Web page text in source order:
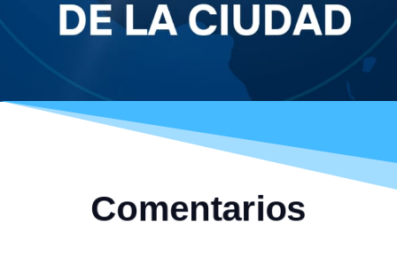
Comentarios